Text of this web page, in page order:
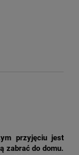
przyjęciu jest
zabrać do domu.